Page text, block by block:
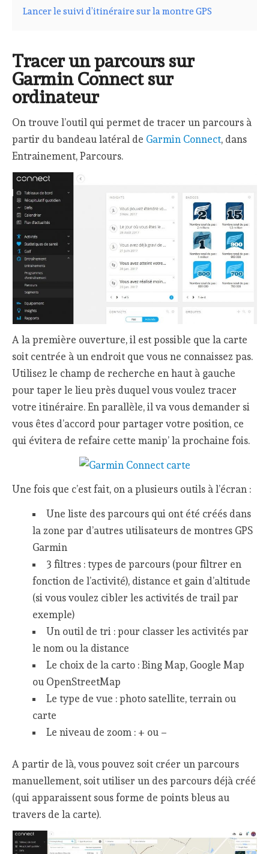
Lancer le suivi d’itinéraire sur la montre GPS
Tracer un parcours sur
Garmin Connect sur
ordinateur
On trouve l’outil qui permet de tracer un parcours à
partir du bandeau latéral de Garmin Connect, dans
Entrainement, Parcours.
A la première ouverture, il est possible que la carte
soit centrée à un endroit que vous ne connaissez pas.
Utilisez le champ de recherche en haut à gauche
pour taper le lieu près duquel vous voulez tracer
votre itinéraire. En parallèle, il va vous demander si
vous êtes d’accord pour partager votre position, ce
qui évitera de refaire cette manip’ la prochaine fois.
Une fois que c’est fait, on a plusieurs outils à l’écran :
Une liste des parcours qui ont été créés dans
la zone par d’autres utilisateurs de montres GPS
Garmin
3 filtres : types de parcours (pour filtrer en
fonction de l’activité), distance et gain d’altitude
(si vous voulez cibler les activités de trail par
exemple)
Un outil de tri : pour classer les activités par
le nom ou la distance
Le choix de la carto : Bing Map, Google Map
ou OpenStreetMap
Le type de vue : photo satellite, terrain ou
carte
Le niveau de zoom : + ou –
A partir de là, vous pouvez soit créer un parcours
manuellement, soit utiliser un des parcours déjà créé
(qui apparaissent sous forme de points bleus au
travers de la carte).